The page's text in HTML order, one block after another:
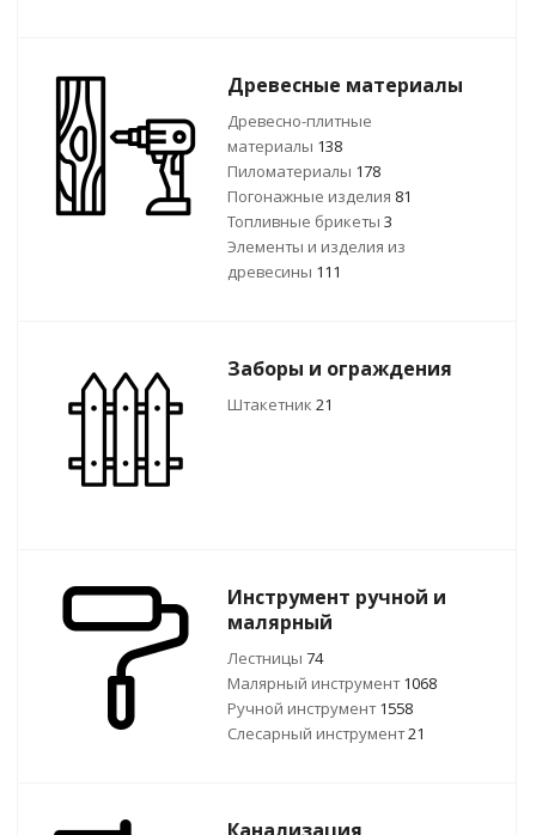
Древесные материалы
Древесно-плитные
материалы 138
Пиломатериалы 178
Погонажные изделия 81
Топливные брикеты 3
Элементы и изделия из
древесины 111
Заборы и ограждения
Штакетник 21
Инструмент ручной и
малярный
Лестницы 74
Малярный инструмент1068
Ручной инcтрумент1558
Слесарный инструмент21